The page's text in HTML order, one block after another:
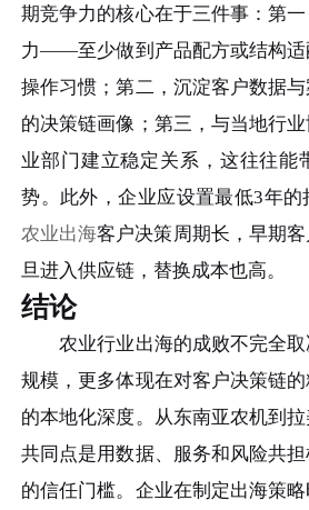
期竞争力的核心在于三件事：第
力——至少做到产品配方或结构适
操作习惯；第二，沉淀客户数据
的决策链画像；第三，与当地行
业部门建立稳定关系，这往往能
势。此外，企业应设置最低3年
农业出海客户决策周期长，早期
旦进入供应链，替换成本也高。
结论
农业行业出海的成败不完全取
规模，更多体现在对客户决策链
的本地化深度。从东南亚农机到
共同点是用数据、服务和风险共
的信任门槛。企业在制定出海策